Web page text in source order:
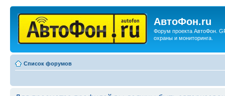
АвтоФон.ru
Форум проекта АвтоФон.
охраны и мониторинга.
Список форумов